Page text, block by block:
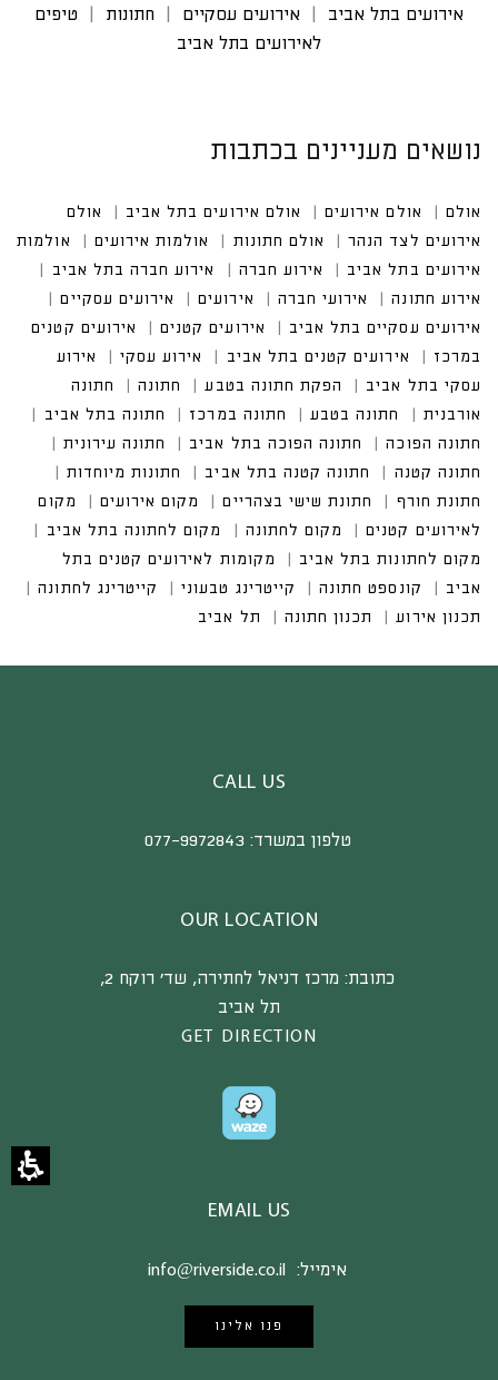
אירועים בתל אביב אירועים עסקיים חתונות
טיפים
לאירועים בתל אביב
נושאים מעניינים בכתבות
אולם אולם אירועים אולם אירועים בתל אביב
אולם אי
רועים לצד הנהר
אולם חתונות אולמות אירועים
אולמות אירוע
ים בתל אביב
אירוע חברה
אירוע חברה בתל אביב
אירוע חתונה
אירועי חברה
אירועים עסקיים
אירועים עסקיים בתל אביב
אירועים קטנים במרכז
אירועים קטנים בתל אביב
אירוע עסקי בתל אביב
CALL US
טלפון במשרד:077-9972843
OUR LOCATION
כתובת: מרכז דניאל לחתירה, שד’ רוקח 2,
תל אביב
GET DIRECTION
EMAIL US
אימייל:
פנו אלינו